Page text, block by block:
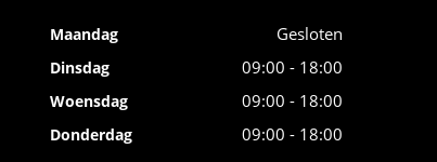
Maandag Gesloten
Dinsdag 09:00 - 18:00
Woensdag 09:00 - 18:00
Donderdag 09:00 - 18:00